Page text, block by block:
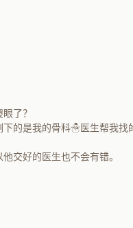
了？
下的是我的骨科☃医生帮我找
交好的医生也不会有错。